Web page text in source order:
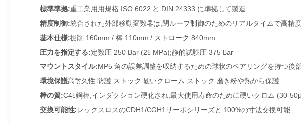
標準準拠:重工業用用規格 ISO 6022 と DIN 24333 に準拠して製造
精度制御:統合された外部移動変数器は,閉ループ制御のためのリアルタイムで高精
基本仕様:掘削 160mm / 棒 110mm / ストローク 840mm
圧力を指定する:定数圧 250 Bar (25 MPa);静的試験圧 375 Bar
マウントスタイル:MP5 角の誤差調整を収納するための球状のベアリングを持つ後
環境保護高耐久性 防護 ストック 硬いクローム ストック 磨き粉や熱から保護
棒の質:C45鋼棒,インダクション硬化され,最大使用寿命のために硬いクロム (30-
交換可能性:レックスロスのCDH1/CGH1サーボシリーズと 100%の寸法交換可能